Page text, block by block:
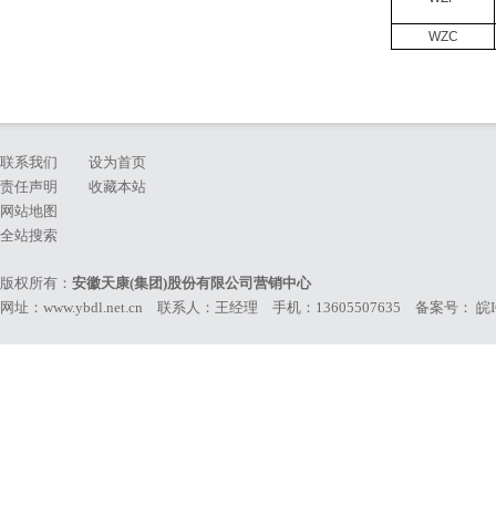
WZC
联系我们
责任声明
网站地图
全站搜索
设为首页
收藏本站
版权所有： 安徽天康(集团)股份有限公司营销中心
网址：www.ybdl.net.cn 联系人：王经理 手机：13605507635 备案号： 皖